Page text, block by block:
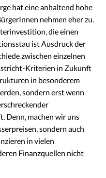
hat eine anhaltend hohe
nehmen eher zu.
die einen
ist Ausdruck der
zwischen einzelnen
Kriterien in Zukunft
in besonderem
sondern erst wenn
Denn, machen wir uns
sondern auch
in vielen
Finanzquellen nicht